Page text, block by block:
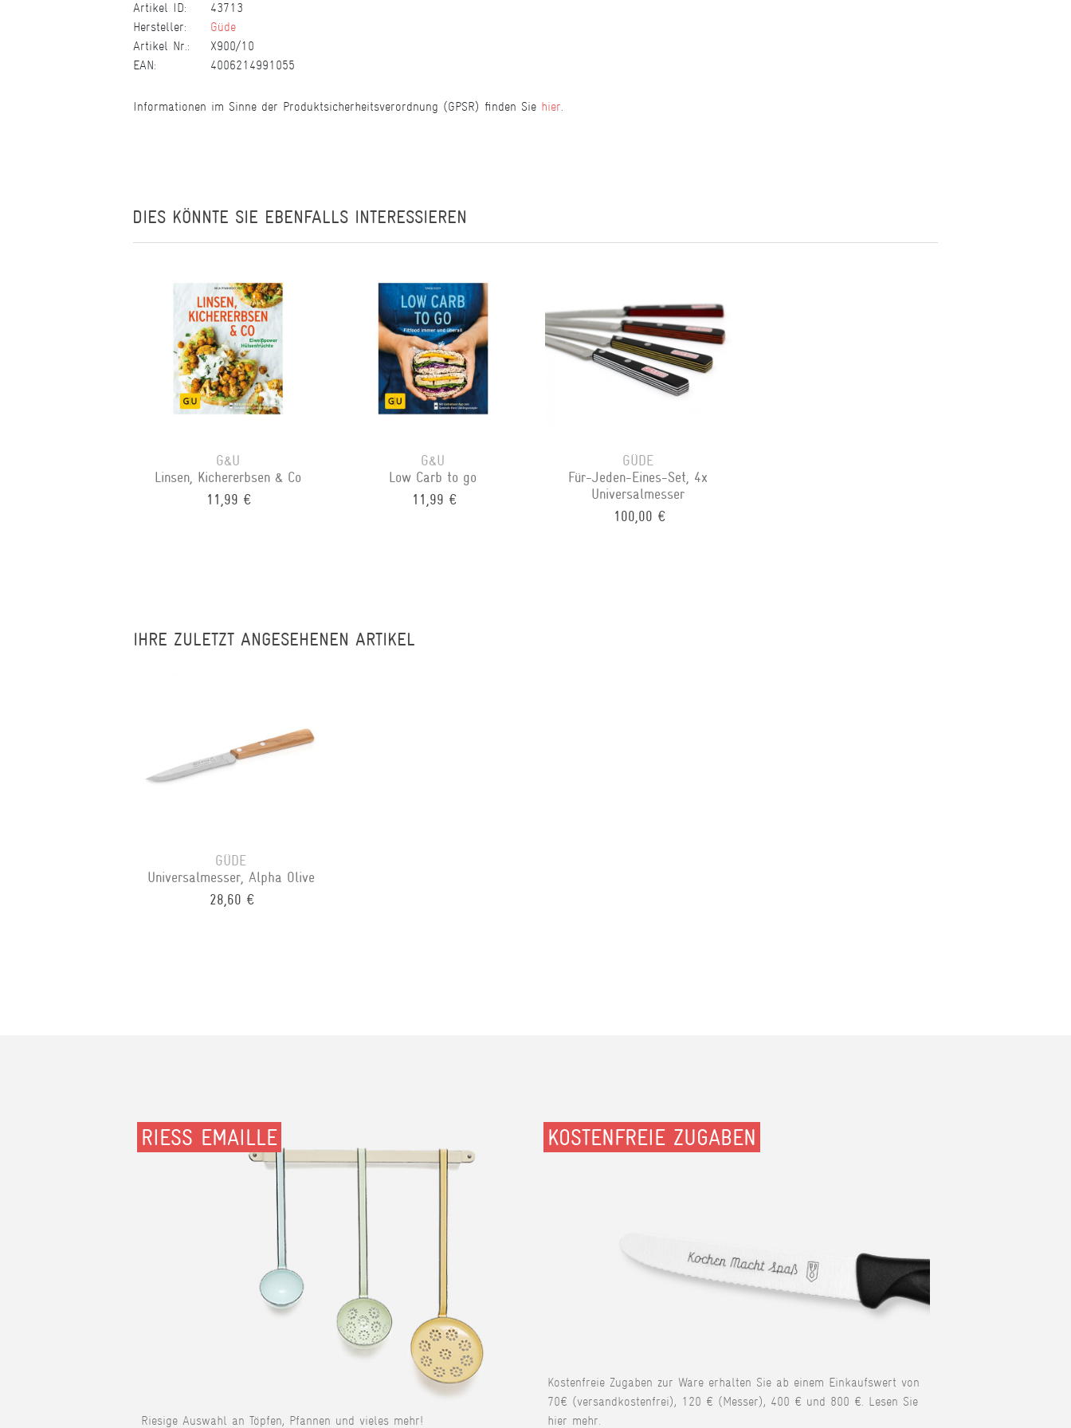
Artikel ID:
43713
Hersteller:
Güde
Artikel Nr.:
X900/10
EAN:
4006214991055
Informationen im Sinne der Produktsicherheitsverordnung (GPSR) finden Sie hier.
DIES KÖNNTE SIE EBENFALLS INTERESSIEREN
G&U
Linsen, Kichererbsen & Co
11,99 €
G&U
Low Carb to go
11,99 €
GÜDE
Für-Jeden-Eines-Set, 4x
Universalmesser
100,00 €
IHRE ZULETZT ANGESEHENEN ARTIKEL
GÜDE
Universalmesser, Alpha Olive
28,60 €
RIESS EMAILLE
Riesige Auswahl an Töpfen, Pfannen und vieles mehr!
KOSTENFREIE ZUGABEN
Kostenfreie Zugaben zur Ware erhalten Sie ab einem Einkaufswert von
70€ (versandkostenfrei), 120 € (Messer), 400 € und 800 €. Lesen Sie
hier mehr.